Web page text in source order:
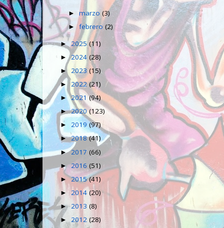
►marzo(3)
►febrero(2)
►2025(11)
►2024 (28)
► 2023 (15)
►2022(21)
►2021(94)
►2020(123)
► 2019 (97)
►2018(41)
►2017 (66)
►2016 (51)
►2015(41)
► 2014 (20)
►2013 (8)
► 2012 (28)